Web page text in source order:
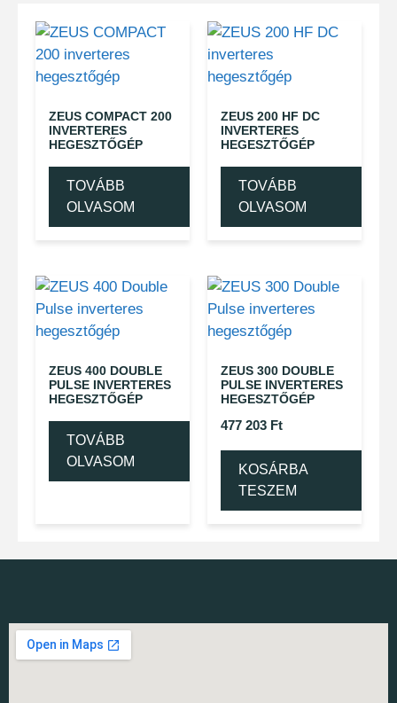
ZEUS COMPACT 200
INVERTERES
HEGESZTŐGÉP
TOVÁBB
OLVASOM
ZEUS 200 HF DC
INVERTERES
HEGESZTŐGÉP
TOVÁBB
OLVASOM
ZEUS 400 DOUBLE
PULSE INVERTERES
HEGESZTŐGÉP
TOVÁBB
OLVASOM
ZEUS 300 DOUBLE
PULSE INVERTERES
HEGESZTŐGÉP
477 203 Ft
KOSÁRBA
TESZEM